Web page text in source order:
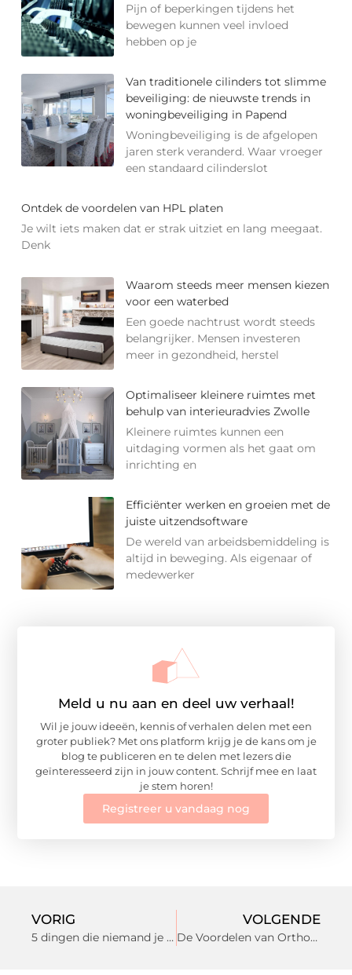
Pijn of beperkingen tijdens het
bewegen kunnen veel invloed
hebben op je
Van traditionele cilinders tot slimme
beveiliging: de nieuwste trends in
woningbeveiliging in Papend
Woningbeveiliging is de afgelopen
jaren sterk veranderd. Waar vroeger
een standaard cilinderslot
Ontdek de voordelen van HPL platen
Je wilt iets maken dat er strak uitziet en lang meegaat.
Denk
Waarom steeds meer mensen kiezen
voor een waterbed
Een goede nachtrust wordt steeds
belangrijker. Mensen investeren
meer in gezondheid, herstel
Optimaliseer kleinere ruimtes met
behulp van interieuradvies Zwolle
Kleinere ruimtes kunnen een
uitdaging vormen als het gaat om
inrichting en
Efficiënter werken en groeien met de
juiste uitzendsoftware
De wereld van arbeidsbemiddeling is
altijd in beweging. Als eigenaar of
medewerker
Meld u nu aan en deel uw verhaal!
Wil je jouw ideeën, kennis of verhalen delen met een
groter publiek? Met ons platform krijg je de kans om je
blog te publiceren en te delen met lezers die
geïnteresseerd zijn in jouw content. Schrijf mee en laat
je stem horen!
Registreer u vandaag nog
VORIG
5 dingen die niemand je vertelt over het ontwikkelen van een webshop
VOLGENDE
De Voordelen van Orthopedische Schoenen in Hoogeveen